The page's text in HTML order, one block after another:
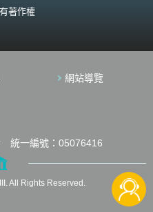
權電子安全專員
著作權
網站導覽
統一編號：05076416
All Rights Reserved.